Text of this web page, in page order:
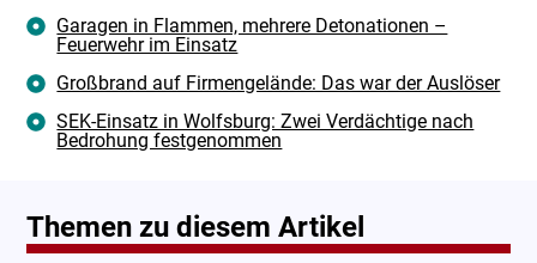
Garagen in Flammen, mehrere Detonationen –
Feuerwehr im Einsatz
Großbrand auf Firmengelände: Das war der Auslöser
SEK-Einsatz in Wolfsburg: Zwei Verdächtige nach
Bedrohung festgenommen
Themen zu diesem Artikel